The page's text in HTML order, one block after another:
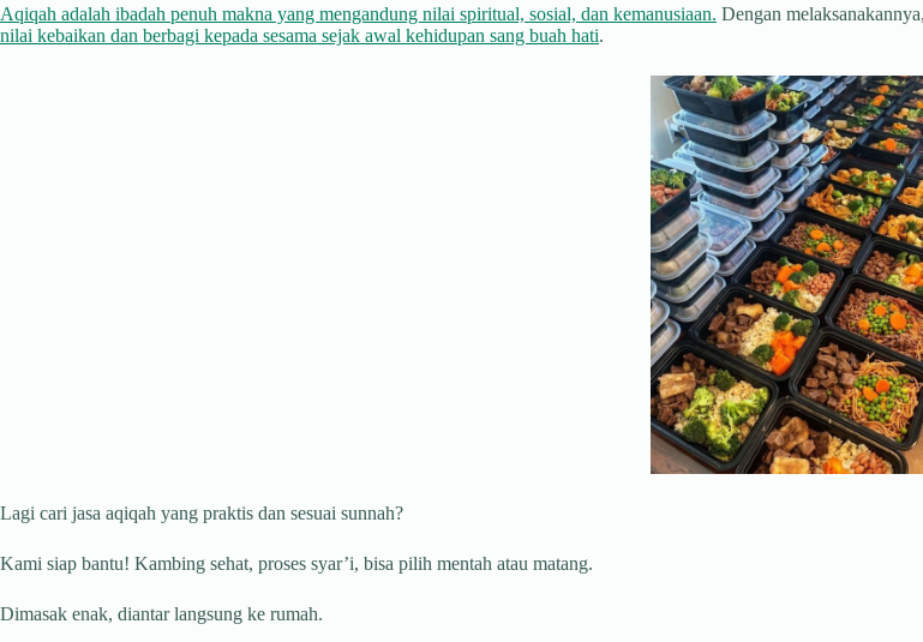
Aqiqah adalah ibadah penuh makna yang mengandung nilai spiritual, sosial, dan kemanusiaan. Dengan
nilai kebaikan dan berbagi kepada sesama sejak awal kehidupan sang buah hati.
Lagi cari jasa aqiqah yang praktis dan sesuai sunnah?
Kami siap bantu! Kambing sehat, proses syar’i, bisa pilih mentah atau matang.
Dimasak enak, diantar langsung ke rumah.